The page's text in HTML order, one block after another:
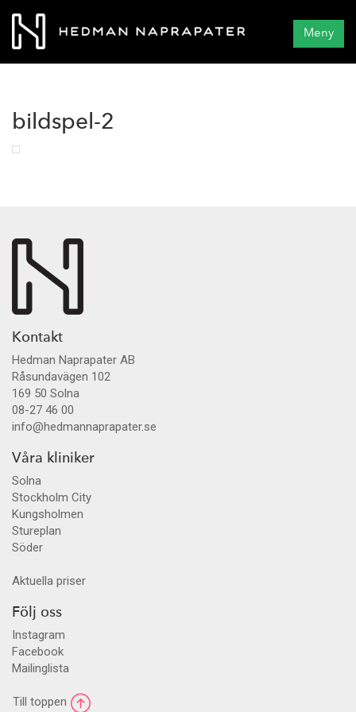
Meny
bildspel-2
Kontakt
Hedman Naprapater AB
Råsundavägen 102
169 50 Solna
08-27 46 00
info@hedmannaprapater.se
Våra kliniker
Solna
Stockholm City
Kungsholmen
Stureplan
Söder
Aktuella priser
Följ oss
Instagram
Facebook
Mailinglista
Till toppen